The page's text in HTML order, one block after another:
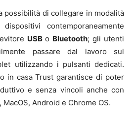
possibilità di collegare in modalità
contemporaneamente
USBo Bluetooth; gli utenti
passare dal lavoro sul
utilizzando i pulsanti dedicati.
in casa Trust garantisce di poter
e senza vincoli anche con
MacOS, Android e Chrome OS.